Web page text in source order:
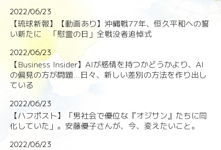
2022/06/23
【琉球新報】【動画あり】沖縄戦77年、恒久平和への誓
い新たに 「慰霊の日」全戦没者追悼式
2022/06/23
【Business Insider】AIが感情を持つかどうかより、AI
の偏見の方が問題...日々、新しい差別の方法を作り出し
ている
2022/06/23
【ハフポスト】「男社会で優位な『オジサン』たちに同
化していた」。安藤優子さんが、今、変えたいこと。
2022/06/23